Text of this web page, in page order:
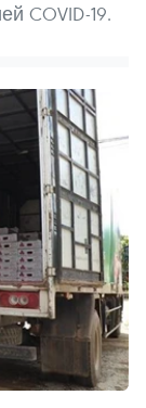
COVID-19.